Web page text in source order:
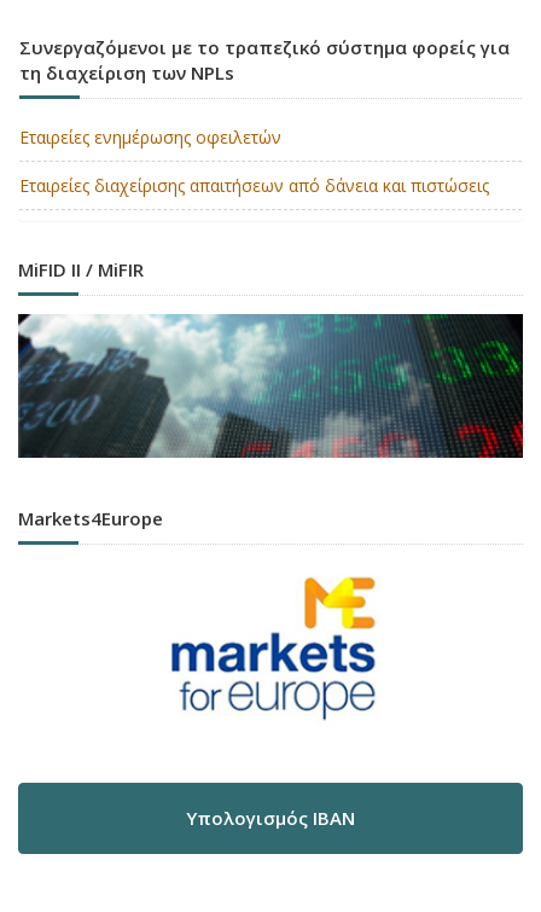
Συνεργαζόμενοι με το τραπεζικό σύστημα φορείς για
τη διαχείριση των NPLs
Εταιρείες ενημέρωσης οφειλετών
Εταιρείες διαχείρισης απαιτήσεων από δάνεια και πιστώσεις
MiFID II / MiFIR
Markets4Europe
Υπολογισμός IBAN